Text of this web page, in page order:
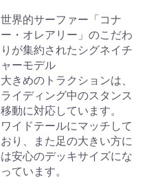
世界的サーファー「コナ
ー・オレアリー」のこだわ
りが集約されたシグネイチ
ャーモデル
大きめのトラクションは、
ライディング中のスタンス
移動に対応しています。
ワイドテールにマッチして
おり、また足の大きい方に
は安心のデッキサイズにな
っています。